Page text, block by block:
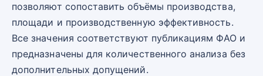
позволяют сопоставить объёмы производства,
площади и производственную эффективность.
Все значения соответствуют публикациям ФАО и
предназначены для количественного анализа без
дополнительных допущений.